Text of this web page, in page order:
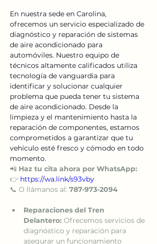
En nuestra sede en Carolina,
ofrecemos un servicio especializado de
diagnóstico y reparación de sistemas
de aire acondicionado para
automóviles. Nuestro equipo de
técnicos altamente calificados utiliza
tecnología de vanguardia para
identificar y solucionar cualquier
problema que pueda tener tu sistema
de aire acondicionado. Desde la
limpieza y el mantenimiento hasta la
reparación de componentes, estamos
comprometidos a garantizar que tu
vehículo esté fresco y cómodo en todo
momento.
📲 Haz tu cita ahora por WhatsApp:
👉 https://wa.link/s93vby
📞 O llámanos al: 787-973-2094
Reparaciones del Tren
Delantero: Ofrecemos servicios de
diagnóstico y reparación para
asegurar un funcionamiento